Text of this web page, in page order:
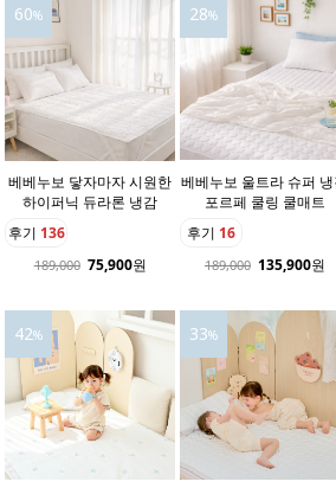
60%
베베누보 닿자마자 시원한
하이퍼닉 듀라론 냉감
후기 136
189,000 75,900원
28%
베베누보 울트라 슈퍼
포르페 쿨링 쿨매트
후기 16
189,000 135,900원
42% 33%